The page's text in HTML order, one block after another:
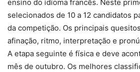
ensino do idioma francês. Neste
selecionados de 10 a 12 candidatos
da competição. Os principais
afinação, ritmo, interpretação e
A etapa seguinte é física e deve
mês de outubro. Os melhores